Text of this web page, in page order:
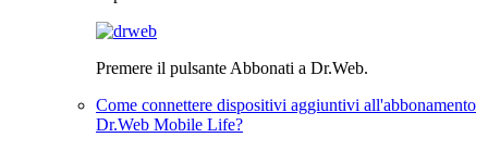
Premere il pulsante Abbonati a Dr.Web.
Come connettere dispositivi aggiuntivi all'abbonamento
Dr.Web Mobile Life?